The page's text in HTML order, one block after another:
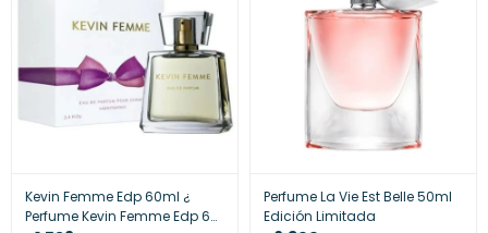
Kevin Femme Edp 60ml ¿
Perfume Kevin Femme Edp 60
Perfume La Vie Est Belle 50ml
Edición Limitada